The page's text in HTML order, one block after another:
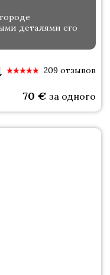
деталями его
209 отзывов
70 € за одного